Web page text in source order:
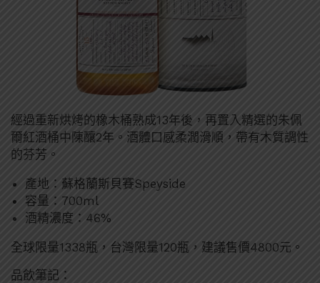
經過重新烘烤的橡木桶熟成13年後，再置入精選的朱佩
爾紅酒桶中陳釀2年。酒體口感柔潤滑順，帶有木質調性
的芬芳。
產地：蘇格蘭斯貝賽Speyside
容量：700ml
酒精濃度：46%
全球限量1338瓶，台灣限量120瓶，建議售價4800元。
品飲筆記：